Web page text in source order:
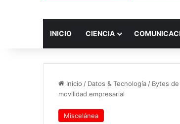
INICIO CIENCIA
Inicio / Datos & Tecnología / Bytes
movilidad empresarial
Miscelánea